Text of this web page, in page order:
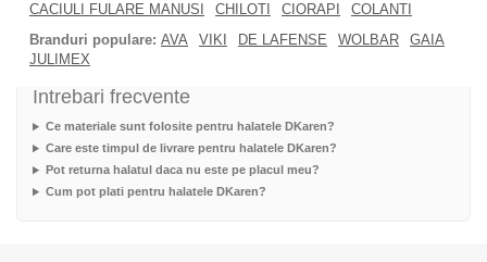
CACIULI FULARE MANUSI
CHILOTI CIORAPI
COLANTI
Branduri populare: AVA VIKI DE LAFENSE WOLBAR
GAIA
JULIMEX
Intrebari frecvente
Ce materiale sunt folosite pentru halatele DKaren?
Care este timpul de livrare pentru halatele DKaren?
Pot returna halatul daca nu este pe placul meu?
Cum pot plati pentru halatele DKaren?